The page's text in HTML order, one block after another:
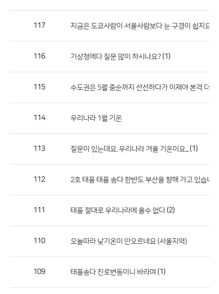
호,
록
공
117 지금은 도쿄사람이 서울사람보다 눈 구경이 쉽지요.
116 기상청에다 질문 많이 하시나요? (1)
115 수도권은 5월 중순까지 선선하다가 이제야 본격 더위
114 우리나라 1월 기온
113 질문이 있는데요. 우리나라 겨울 기온이요... (1)
112 2호 태풍 태풍 송다 한반도 부산을 향해 가고 있습니
111 태풍 절대로 우리나라에 올수 없다(2)
110 오늘따라 낮기온이 안오르네요 (서울지역)
109 태풍송다 진로변동이니 바라며 (1)